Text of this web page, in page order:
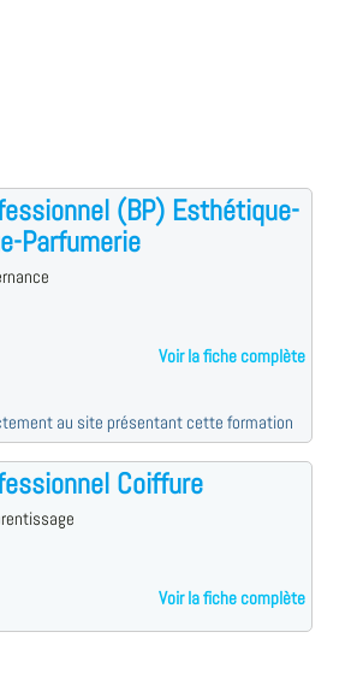
(BP) Esthétique-
Parfumerie
Voir la fiche complète
au site présentant cette formation
Coiffure
Voir la fiche complète